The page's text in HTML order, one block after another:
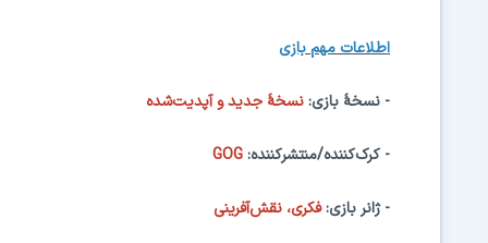
اطلاعاتمهمبازی
- نسخهٔ بازی:نسخهٔ جدید و آپدیت‌شده
- کرک‌کننده/منتشرکننده:GOG
- ژانر بازی:فکری، نقش‌آفرینی